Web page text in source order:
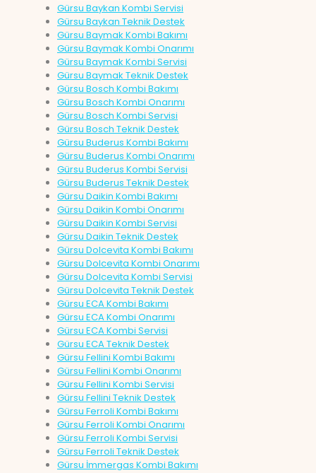
Gürsu Baykan Kombi Servisi
Gürsu Baykan Teknik Destek
Gürsu Baymak Kombi Bakımı
Gürsu Baymak Kombi Onarımı
Gürsu Baymak Kombi Servisi
Gürsu Baymak Teknik Destek
Gürsu Bosch Kombi Bakımı
Gürsu Bosch Kombi Onarımı
Gürsu Bosch Kombi Servisi
Gürsu Bosch Teknik Destek
Gürsu Buderus Kombi Bakımı
Gürsu Buderus Kombi Onarımı
Gürsu Buderus Kombi Servisi
Gürsu Buderus Teknik Destek
Gürsu Daikin Kombi Bakımı
Gürsu Daikin Kombi Onarımı
Gürsu Daikin Kombi Servisi
Gürsu Daikin Teknik Destek
Gürsu Dolcevita Kombi Bakımı
Gürsu Dolcevita Kombi Onarımı
Gürsu Dolcevita Kombi Servisi
Gürsu Dolcevita Teknik Destek
Gürsu ECA Kombi Bakımı
Gürsu ECA Kombi Onarımı
Gürsu ECA Kombi Servisi
Gürsu ECA Teknik Destek
Gürsu Fellini Kombi Bakımı
Gürsu Fellini Kombi Onarımı
Gürsu Fellini Kombi Servisi
Gürsu Fellini Teknik Destek
Gürsu Ferroli Kombi Bakımı
Gürsu Ferroli Kombi Onarımı
Gürsu Ferroli Kombi Servisi
Gürsu Ferroli Teknik Destek
Gürsu İmmergas Kombi Bakımı